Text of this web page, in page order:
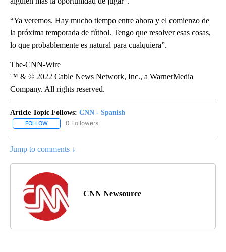
“Ya veremos. Hay mucho tiempo entre ahora y el comienzo de
la próxima temporada de fútbol. Tengo que resolver esas cosas,
lo que probablemente es natural para cualquiera”.
The-CNN-Wire
™ & © 2022 Cable News Network, Inc., a WarnerMedia
Company. All rights reserved.
Article Topic Follows: CNN - Spanish
FOLLOW FOLLOW "CNN - SPANISH" TO RECEIVE NOTIFICATIONS ABOUT
0 Followers
Jump to comments ↓
CNN Newsource